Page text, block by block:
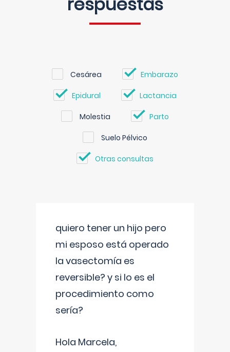
Cesárea Embarazo
Epidural Lactancia
Molestia Parto
Suelo Pélvico
Otras consultas
quiero tener un hijo pero
mi esposo está operado
la vasectomía es
reversible? y si lo es el
procedimiento como
sería?
Hola Marcela,